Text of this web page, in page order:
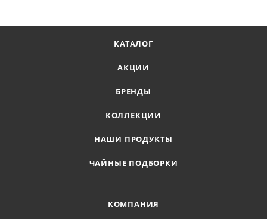
КАТАЛОГ
АКЦИИ
БРЕНДЫ
КОЛЛЕКЦИИ
НАШИ ПРОДУКТЫ
ЧАЙНЫЕ ПОДБОРКИ
КОМПАНИЯ